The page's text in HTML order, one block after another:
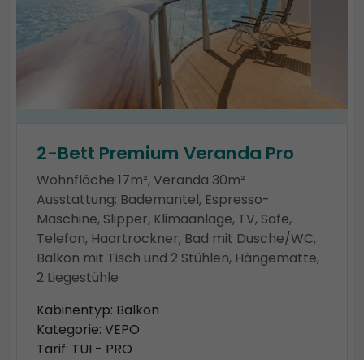
2-Bett Premium Veranda Pro
Wohnfläche 17m², Veranda 30m²
Ausstattung: Bademantel, Espresso-
Maschine, Slipper, Klimaanlage, TV, Safe,
Telefon, Haartrockner, Bad mit Dusche/WC,
Balkon mit Tisch und 2 Stühlen, Hängematte,
2 Liegestühle
Kabinentyp: Balkon
Kategorie: VEPO
Tarif: TUI - PRO